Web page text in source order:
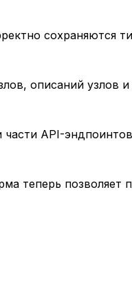
сохраняются
описаний узлов
части API-
теперь